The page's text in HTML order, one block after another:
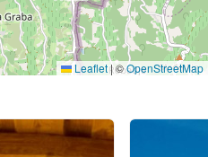
Leaflet|©OpenStreetMap